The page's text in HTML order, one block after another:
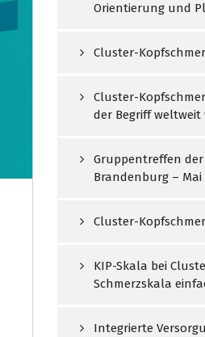
Orientierung und
Cluster-
Cluster-
der Begriff weltweit
Gruppentreffen
Brandenburg – Mai
Cluster-
KIP-Skala bei
Schmerzskala
Integrierte